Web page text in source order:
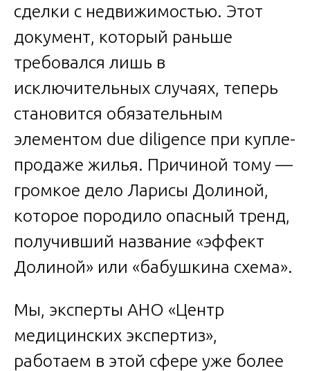
сделки с недвижимостью. Этот
документ, который раньше
требовался лишь в
исключительных случаях, теперь
становится обязательным
элементом due diligence при купле-
продаже жилья. Причиной тому —
громкое дело Ларисы Долиной,
которое породило опасный тренд,
получивший название «эффект
Долиной» или «бабушкина схема».
Мы, эксперты АНО «Центр
медицинских экспертиз»,
работаем в этой сфере уже более